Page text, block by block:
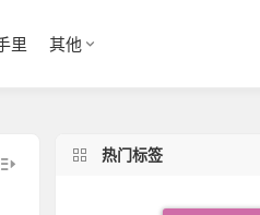
里 其他
热门标签